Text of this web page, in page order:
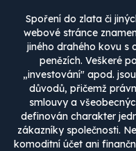
Spoření do zlata či
webové stránce
jiného drahého kovu s
penězích. Veškeré
„investování" apod.
důvodů, přičemž
smlouvy a
definován charakter
zákazníky společnosti.
komoditní účet ani